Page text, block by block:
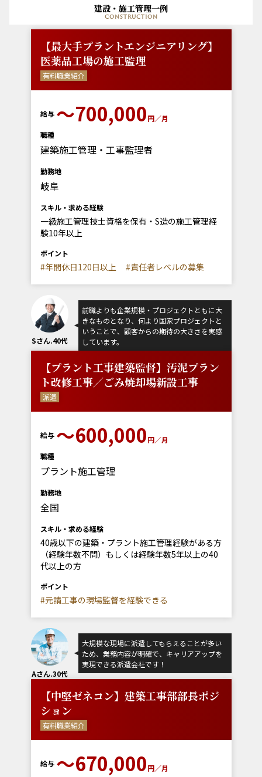
建設・施工管理一例
construction
【最大手プラントエンジニアリング】
医薬品工場の施工監理
有料職業紹介
給与 〜700,000円／月
職種
建築施工管理・工事監理者
勤務地
岐阜
スキル・求める経験
一級施工管理技士資格を保有・S造の施工管理経
験10年以上
ポイント
#年間休日120日以上 #責任者レベルの募集
Sさん.40代
前職よりも企業規模・プロジェクトともに大
きなものとなり、何より国家プロジェクトと
いうことで、顧客からの期待の大きさを実感
しています。
【プラント工事建築監督】汚泥プラン
ト改修工事／ごみ焼却場新設工事
派遣
給与 ～600,000円／月
職種
プラント施工管理
勤務地
全国
スキル・求める経験
40歳以下の建築・プラント施工管理経験がある方
（経験年数不問）もしくは経験年数5年以上の40
代以上の方
ポイント
#元請工事の現場監督を経験できる
Aさん.30代
大規模な現場に派遣してもらえることが多い
ため、業務内容が明確で、キャリアアップを
実現できる派遣会社です！
【中堅ゼネコン】建築工事部部長ポジ
ション
有料職業紹介
給与 〜670,000円／月